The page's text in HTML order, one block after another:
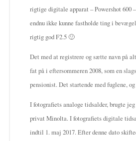
rigtige digitale apparat – Powershot 600
endnu ikke kunne fastholde ting i
rigtig god F2.5 🙂
Det med at registrere og sætte navn på
fat på i eftersommeren 2008, som en
pensionist. Det startende med fuglene,
I fotografiets analoge tidsalder, brugte
privat Minolta. I fotografiets digitale
indtil 1. maj 2017. Efter denne dato